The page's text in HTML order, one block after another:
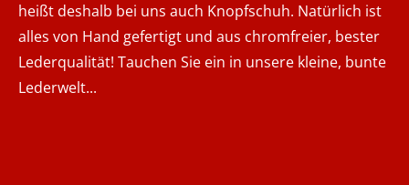
heißt deshalb bei uns auch Knopfschuh. Natürlich ist
alles von Hand gefertigt und aus chromfreier, bester
Lederqualität! Tauchen Sie ein in unsere kleine, bunte
Lederwelt...